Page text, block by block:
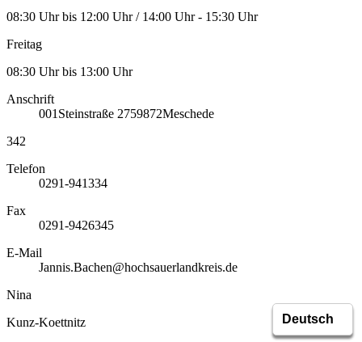
08:30 Uhr bis 12:00 Uhr / 14:00 Uhr - 15:30 Uhr
Freitag
08:30 Uhr bis 13:00 Uhr
Anschrift
001 Steinstraße 2759872Meschede
342
Telefon
0291-941334
Fax
0291-9426345
E-Mail
Jannis.Bachen@hochsauerlandkreis.de
Nina
Kunz-Koettnitz